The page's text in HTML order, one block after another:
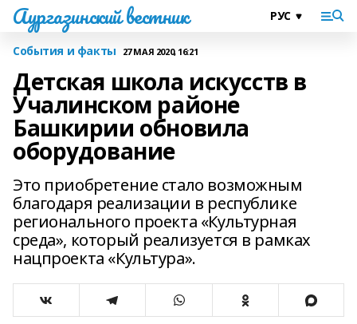
Аургазинский вестник
События и факты 27 МАЯ 2020, 16:21
Детская школа искусств в
Учалинском районе
Башкирии обновила
оборудование
Это приобретение стало возможным
благодаря реализации в республике
регионального проекта «Культурная
среда», который реализуется в рамках
нацпроекта «Культура».